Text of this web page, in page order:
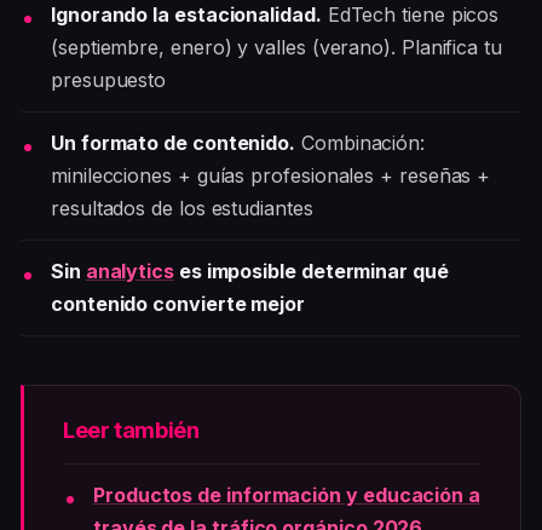
Ignorando la estacionalidad. EdTech tiene picos
(septiembre, enero) y valles (verano). Planifica tu
presupuesto
Un formato de contenido. Combinación:
minilecciones + guías profesionales + reseñas +
resultados de los estudiantes
Sin analyticses imposible determinar qué
contenido convierte mejor
Leer también
Productos de información y educación a